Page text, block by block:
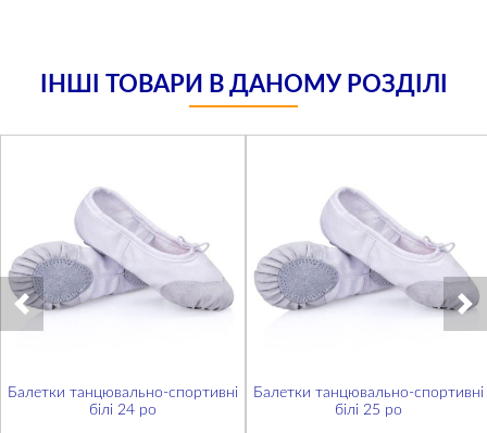
ІНШІ ТОВАРИ В ДАНОМУ РОЗДІЛІ
Балетки танцювально-спортивні
білі 24 ро
Балетки танцювально-спортивні
білі 25 ро